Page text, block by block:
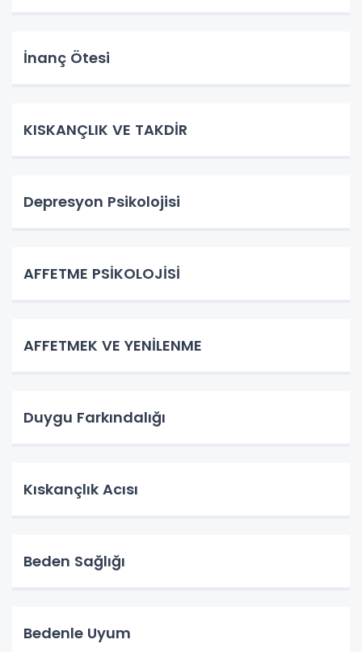
İnanç Ötesi
KISKANÇLIK VE TAKDİR
Depresyon Psikolojisi
AFFETME PSİKOLOJİSİ
AFFETMEK VE YENİLENME
Duygu Farkındalığı
Kıskançlık Acısı
Beden Sağlığı
Bedenle Uyum